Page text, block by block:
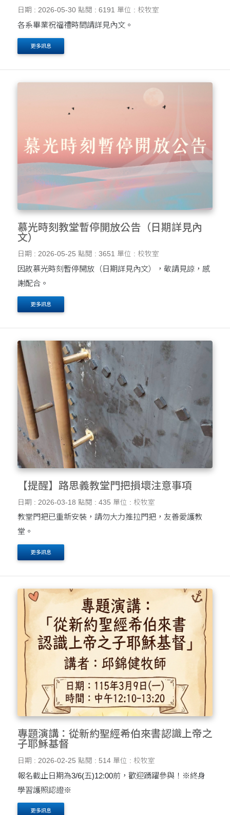
日期 : 2026-05-30 點閱 : 6191 單位 : 校牧室
各系畢業祝福禮時間請詳見內文。
更多訊息
慕光時刻教堂暫停開放公告（日期詳見內
文）
日期 : 2026-05-25 點閱 : 3651 單位 : 校牧室
因故慕光時刻暫停開放（日期詳見內文），敬請見諒，感
謝配合。
更多訊息
【提醒】路思義教堂門把損壞注意事項
日期 : 2026-03-18 點閱 : 435 單位 : 校牧室
教堂門把已重新安裝，請勿大力推拉門把，友善愛護教
堂。
更多訊息
專題演講：從新約聖經希伯來書認識上帝之
子耶穌基督
日期 : 2026-02-25 點閱 : 514 單位 : 校牧室
報名截止日期為3/6(五)12:00前，歡迎踴躍參與！※終身
學習護照認證※
更多訊息